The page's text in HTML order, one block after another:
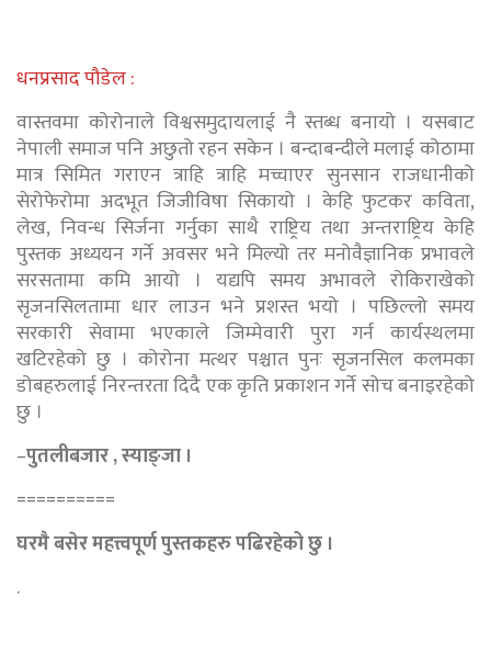
धनप्रसाद पौडेल :
वास्तवमा कोरोनाले विश्वसमुदायलाई नै स्तब्ध बनायो । यसबाट
नेपाली समाज पनि अछुतो रहन सकेन । बन्दाबन्दीले मलाई कोठामा
मात्र सिमित गराएन त्राहि त्राहि मच्चाएर सुनसान राजधानीको
सेरोफेरोमा अदभूत जिजीविषा सिकायो । केहि फुटकर कविता,
लेख, निवन्ध सिर्जना गर्नुका साथै राष्ट्रिय तथा अन्तराष्ट्रिय केहि
पुस्तक अध्ययन गर्ने अवसर भने मिल्यो तर मनोवैज्ञानिक प्रभावले
सरसतामा कमि आयो । यद्यपि समय अभावले रोकिराखेको
सृजनसिलतामा धार लाउन भने प्रशस्त भयो । पछिल्लो समय
सरकारी सेवामा भएकाले जिम्मेवारी पुरा गर्न कार्यस्थलमा
खटिरहेको छु । कोरोना मत्थर पश्चात पुनः सृजनसिल कलमका
डोबहरुलाई निरन्तरता दिदै एक कृति प्रकाशन गर्ने सोच बनाइरहेको
छु ।
–पुतलीबजार , स्याङ्जा ।
==========
घरमै बसेर महत्त्वपूर्ण पुस्तकहरु पढिरहेको छु ।
.